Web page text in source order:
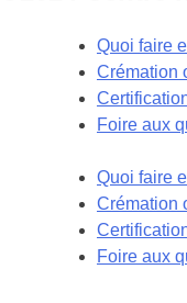
Quoi faire
Crémation
Foire aux
Quoi faire
Crémation
Foire aux